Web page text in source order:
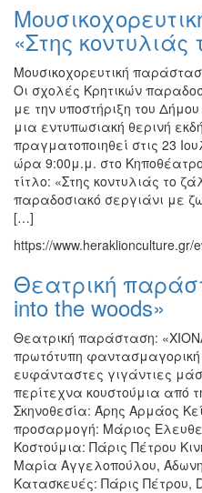
ΠΟΛΙΤΙΣΜΟΣ
ΑΝΘΕΚΤΙΚΗ
ΠΟΛΗ
«Στης κοντυλιάς
Μουσικοχορευτική
Οι σχολές Κρητικών
με την υποστήριξη του
μια εντυπωσιακή θερινή
πραγματοποιηθεί στις 23
ώρα 9:00μ.μ. στο
τίτλο: «Στης κοντυλιάς το
παραδοσιακό σεργιάνι με
[…]
https://www.heraklionculture.gr/
Θεατρική
into the woods»
Θεατρική παράσταση:
πρωτότυπη
ευφάνταστες γιγάντιες
περίτεχνα κουστούμια από
Σκηνοθεσία: Άρης Αρμάος
προσαρμογή: Μάριος
Κοστούμια: Πάρις Πέτρου
Μαρία Αγγελοπούλου,
Κατασκευές: Πάρις Πέτρου,